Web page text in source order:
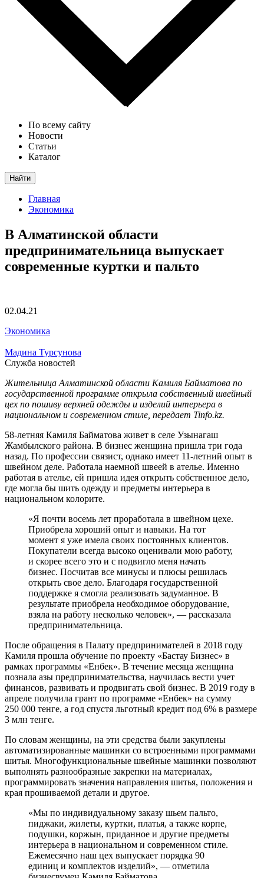
По всему сайту
Новости
Статьи
Каталог
Найти
Главная
Экономика
В Алматинской области
предпринимательница выпускает
современные куртки и пальто
02.04.21
Экономика
Мадина Турсунова
Служба новостей
Жительница Алматинской области Камиля Байматова по
государственной программе открыла собственный швейный
цех по пошиву верхней одежды и изделий интерьера в
национальном и современном стиле, передает Tinfo.kz.
58-летняя Камиля Байматова живет в селе Узынагаш
Жамбылского района. В бизнес женщина пришла три года
назад. По профессии связист, однако имеет 11-летний опыт в
швейном деле. Работала наемной швеей в ателье. Именно
работая в ателье, ей пришла идея открыть собственное дело,
где могла бы шить одежду и предметы интерьера в
национальном колорите.
«Я почти восемь лет проработала в швейном цехе.
Приобрела хороший опыт и навыки. На тот
момент я уже имела своих постоянных клиентов.
Покупатели всегда высоко оценивали мою работу,
и скорее всего это и с подвигло меня начать
бизнес. Посчитав все минусы и плюсы решилась
открыть свое дело. Благодаря государственной
поддержке я смогла реализовать задуманное. В
результате приобрела необходимое оборудование,
взяла на работу несколько человек», — рассказала
предпринимательница.
После обращения в Палату предпринимателей в 2018 году
Камиля прошла обучение по проекту «Бастау Бизнес» в
рамках программы «Енбек». В течение месяца женщина
познала азы предпринимательства, научилась вести учет
финансов, развивать и продвигать свой бизнес. В 2019 году в
апреле получила грант по программе «Енбек» на сумму
250 000 тенге, а год спустя льготный кредит под 6% в размере
3 млн тенге.
По словам женщины, на эти средства были закуплены
автоматизированные машинки со встроенными программами
шитья. Многофункциональные швейные машинки позволяют
выполнять разнообразные закрепки на материалах,
программировать значения направления шитья, положения и
края прошиваемой детали и другое.
«Мы по индивидуальному заказу шьем пальто,
пиджаки, жилеты, куртки, платья, а также корпе,
подушки, коржын, приданное и другие предметы
интерьера в национальном и современном стиле.
Ежемесячно наш цех выпускает порядка 90
единиц и комплектов изделий», — отметила